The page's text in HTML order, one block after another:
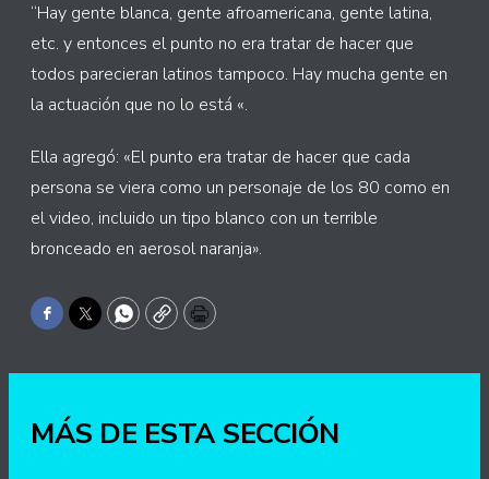
“Hay gente blanca, gente afroamericana, gente latina,
etc. y entonces el punto no era tratar de hacer que
todos parecieran latinos tampoco. Hay mucha gente en
la actuación que no lo está «.
Ella agregó: «El punto era tratar de hacer que cada
persona se viera como un personaje de los 80 como en
el video, incluido un tipo blanco con un terrible
bronceado en aerosol naranja».
Facebook
TwitterWhatsApp
CopyPrint
MÁS DE ESTA SECCIÓN